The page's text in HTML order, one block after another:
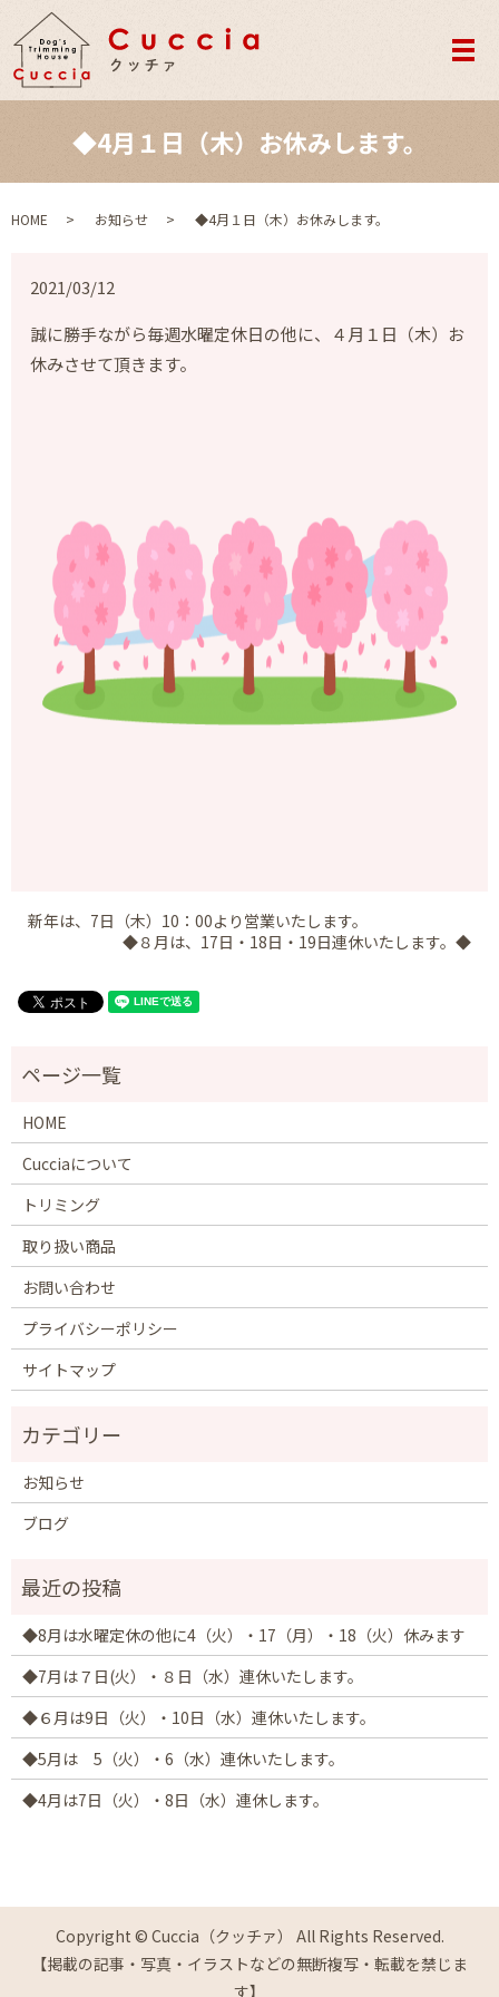
メ
◆4月１日（木）お休みします。
HOME お知らせ ◆4月１日（木）お休みします。
2021/03/12
誠に勝手ながら毎週水曜定休日の他に、４月１日（木）お
休みさせて頂きます。
新年は、7日（木）10：00より営業いたします。
◆８月は、17日・18日・19日連休いたします。◆
HOME
Cucciaについて
トリミング
取り扱い商品
お問い合わせ
プライバシーポリシー
サイトマップ
お知らせ
ブログ
◆8月は水曜定休の他に4（火）・17（月）・18（火）休みます
◆7月は７日(火）・８日（水）連休いたします。
◆６月は9日（火）・10日（水）連休いたします。
◆5月は 5（火）・6（水）連休いたします。
◆4月は7日（火）・8日（水）連休します。
Copyright © Cuccia（クッチァ） All Rights Reserved.
【掲載の記事・写真・イラストなどの無断複写・転載を禁じま
す】